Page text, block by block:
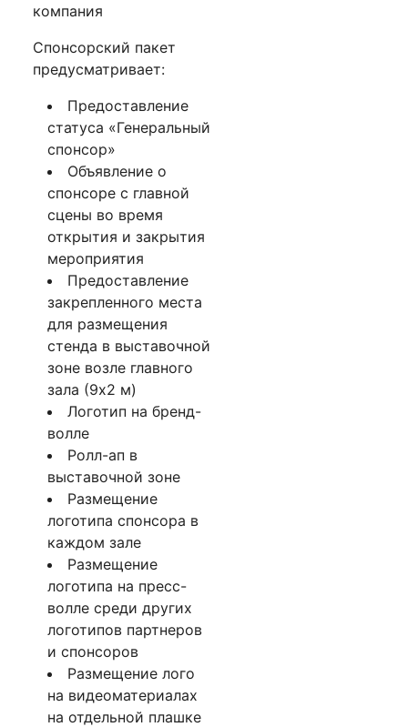
компания
Спонсорский пакет
предусматривает:
Предоставление
статуса «Генеральный
спонсор»
Объявление о
спонсоре с главной
сцены во время
открытия и закрытия
мероприятия
Предоставление
закрепленного места
для размещения
стенда в выставочной
зоне возле главного
зала (9х2 м)
Логотип на бренд-
волле
Ролл-ап в
выставочной зоне
Размещение
логотипа спонсора в
каждом зале
Размещение
логотипа на пресс-
волле среди других
логотипов партнеров
и спонсоров
Размещение лого
на видеоматериалах
на отдельной плашке